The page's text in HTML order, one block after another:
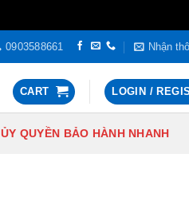
0903588661 Nhận
CART LOGIN /
ỦY QUYỀN BẢO HÀNH NHANH